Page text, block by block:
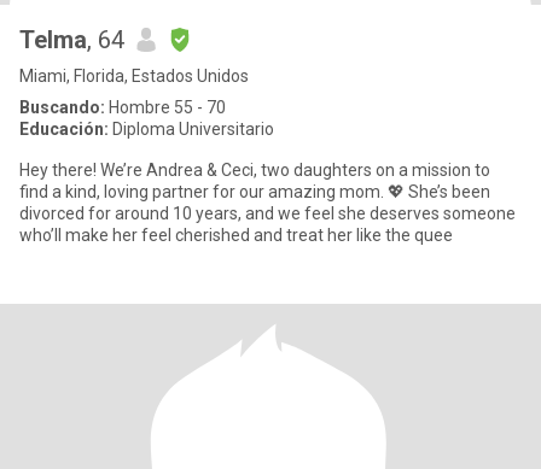
Telma, 64
Miami, Florida, Estados Unidos
Buscando: Hombre 55 - 70
Educación: Diploma Universitario
Hey there! We’re Andrea & Ceci, two daughters on a mission to
find a kind, loving partner for our amazing mom. 💖 She’s been
divorced for around 10 years, and we feel she deserves someone
who’ll make her feel cherished and treat her like the quee